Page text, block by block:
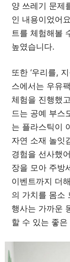
양 쓰레기 문제
인 내용이었어
트를 체험해볼
높였습니다.
또한 ‘우리를,
스에서는 우유
체험을 진행했
드는 공예 부스
는 플라스틱이
자연 소재 놀잇
경험을 선사했
장을 모아 주방
이벤트까지 더
의 가치를 몸소
행사는 가까운
할 수 있는 좋